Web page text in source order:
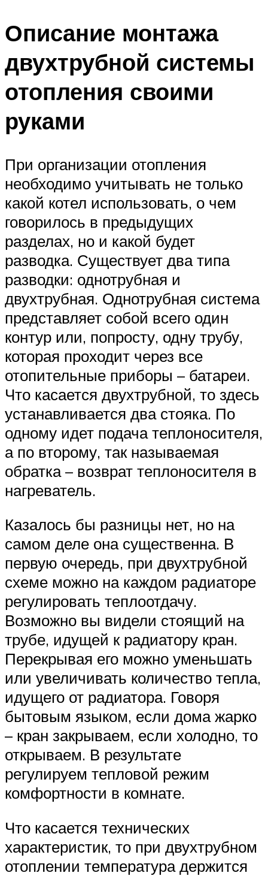
Описание монтажа
двухтрубной системы
отопления своими
руками
При организации отопления
необходимо учитывать не только
какой котел использовать, о чем
говорилось в предыдущих
разделах, но и какой будет
разводка. Существует два типа
разводки: однотрубная и
двухтрубная. Однотрубная система
представляет собой всего один
контур или, попросту, одну трубу,
которая проходит через все
отопительные приборы – батареи.
Что касается двухтрубной, то здесь
устанавливается два стояка. По
одному идет подача теплоносителя,
а по второму, так называемая
обратка – возврат теплоносителя в
нагреватель.
Казалось бы разницы нет, но на
самом деле она существенна. В
первую очередь, при двухтрубной
схеме можно на каждом радиаторе
регулировать теплоотдачу.
Возможно вы видели стоящий на
трубе, идущей к радиатору кран.
Перекрывая его можно уменьшать
или увеличивать количество тепла,
идущего от радиатора. Говоря
бытовым языком, если дома жарко
– кран закрываем, если холодно, то
открываем. В результате
регулируем тепловой режим
комфортности в комнате.
Что касается технических
характеристик, то при двухтрубном
отоплении температура держится